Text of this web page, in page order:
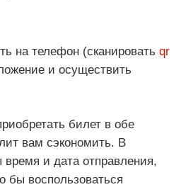
на телефон (сканировать qr
и осуществить
билет в обе
вам сэкономить. В
время и дата отправления,
бы воспользоваться